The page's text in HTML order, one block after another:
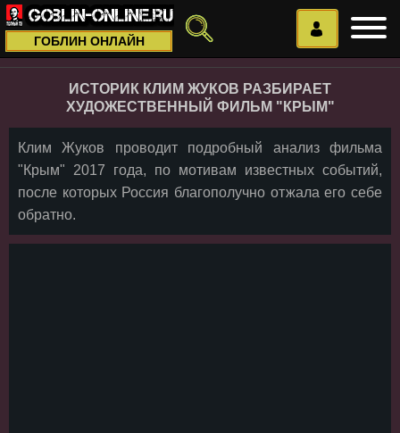
ГОБЛИН ОНЛАЙН
ИСТОРИК КЛИМ ЖУКОВ РАЗБИРАЕТ
ХУДОЖЕСТВЕННЫЙ ФИЛЬМ "КРЫМ"
Клим Жуков проводит подробный анализ фильма
"Крым" 2017 года, по мотивам известных событий,
после которых Россия благополучно отжала его себе
обратно.